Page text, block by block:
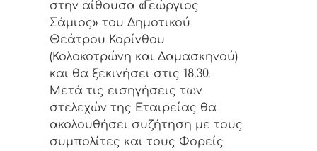
στην αίθουσα «Γεώργιος
Σάμιος» του Δημοτικού
Θεάτρου Κορίνθου
(Κολοκοτρώνη και Δαμασκηνού)
και θα ξεκινήσει στις 18.30.
Μετά τις εισηγήσεις των
στελεχών της Εταιρείας θα
ακολουθήσει συζήτηση με τους
συμπολίτες και τους Φορείς